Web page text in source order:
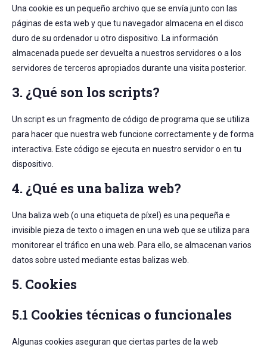
Una cookie es un pequeño archivo que se envía junto con las
páginas de esta web y que tu navegador almacena en el disco
duro de su ordenador u otro dispositivo. La información
almacenada puede ser devuelta a nuestros servidores o a los
servidores de terceros apropiados durante una visita posterior.
3. ¿Qué son los scripts?
Un script es un fragmento de código de programa que se utiliza
para hacer que nuestra web funcione correctamente y de forma
interactiva. Este código se ejecuta en nuestro servidor o en tu
dispositivo.
4. ¿Qué es una baliza web?
Una baliza web (o una etiqueta de píxel) es una pequeña e
invisible pieza de texto o imagen en una web que se utiliza para
monitorear el tráfico en una web. Para ello, se almacenan varios
datos sobre usted mediante estas balizas web.
5. Cookies
5.1 Cookies técnicas o funcionales
Algunas cookies aseguran que ciertas partes de la web